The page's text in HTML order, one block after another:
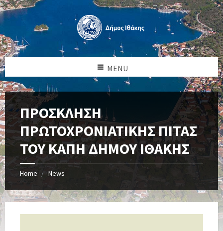
MENU
ΠΡΟΣΚΛΗΣΗ
ΠΡΩΤΟΧΡΟΝΙΑΤΙΚΗΣ ΠΙΤΑΣ
ΤΟΥ ΚΑΠΗ ΔΗΜΟΥ ΙΘΑΚΗΣ
Home News